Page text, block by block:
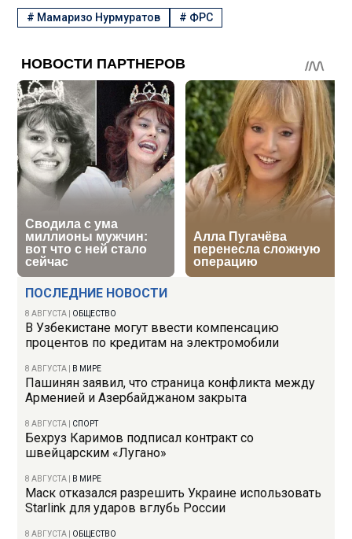
ПОСЛЕДНИЕ НОВОСТИ
8 АВГУСТА ОБЩЕСТВО
В Узбекистане могут ввести компенсацию
процентов по кредитам на электромобили
8 АВГУСТА В МИРЕ
Пашинян заявил, что страница конфликта между
Арменией и Азербайджаном закрыта
8 АВГУСТА СПОРТ
Бехруз Каримов подписал контракт со
швейцарским «Лугано»
8 АВГУСТА В МИРЕ
Маск отказался разрешить Украине использовать
Starlink для ударов вглубь России
8 АВГУСТА ОБЩЕСТВО
# Мамаризо Нурмуратов # ФРС